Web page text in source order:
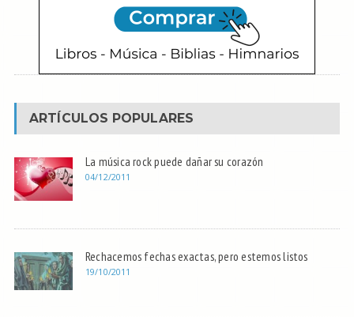
ARTÍCULOS POPULARES
La música rock puede dañar su corazón
04/12/2011
Rechacemos fechas exactas, pero estemos listos
19/10/2011